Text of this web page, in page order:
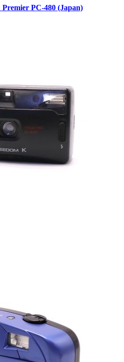
PC-480 (Japan)